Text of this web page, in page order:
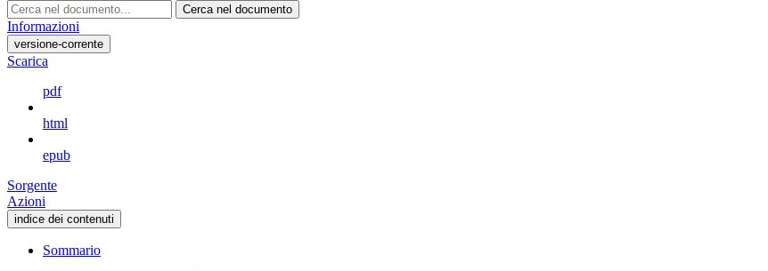
Cerca nel documento
Informazioni
versione-corrente
Scarica
pdf
html
epub
Sorgente
Azioni
indice dei contenuti
Sommario